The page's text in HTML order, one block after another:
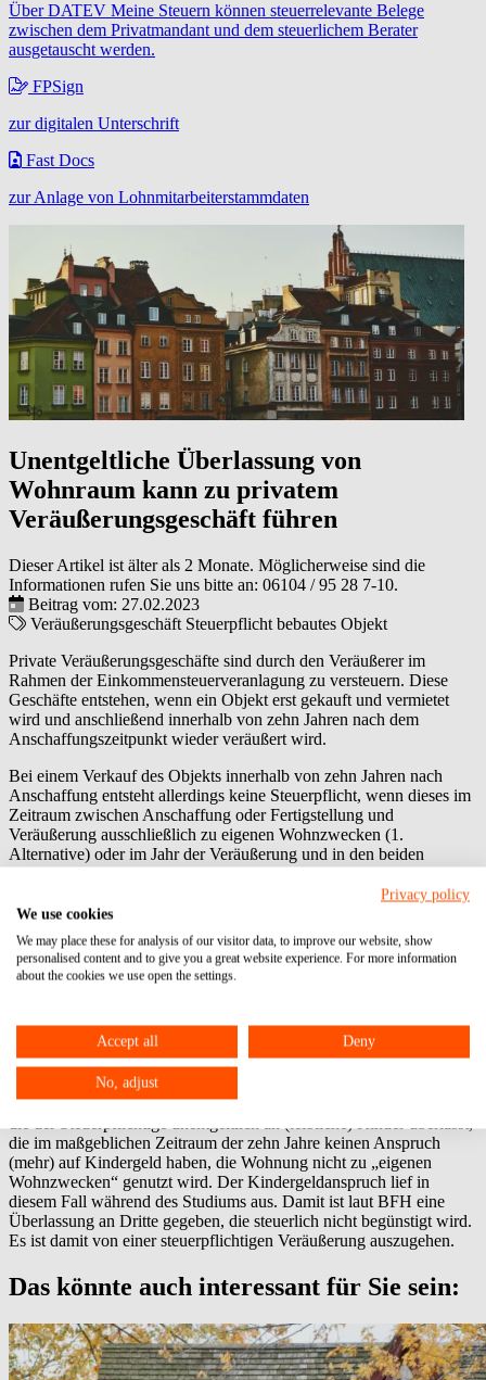
Über DATEV Meine Steuern können steuerrelevante Belege
zwischen dem Privatmandant und dem steuerlichem Berater
ausgetauscht werden.
FPSign
zur digitalen Unterschrift
Fast Docs
zur Anlage von Lohnmitarbeiterstammdaten
Unentgeltliche Überlassung von
Wohnraum kann zu privatem
Veräußerungsgeschäft führen
Dieser Artikel ist älter als 2 Monate. Möglicherweise sind die
Informationen rufen Sie uns bitte an: 06104 / 95 28 7-10.
Beitrag vom: 27.02.2023
Veräußerungsgeschäft Steuerpflicht bebautes Objekt
Private Veräußerungsgeschäfte sind durch den Veräußerer im
Rahmen der Einkommensteuerveranlagung zu versteuern. Diese
Geschäfte entstehen, wenn ein Objekt erst gekauft und vermietet
wird und anschließend innerhalb von zehn Jahren nach dem
Anschaffungszeitpunkt wieder veräußert wird.
Bei einem Verkauf des Objekts innerhalb von zehn Jahren nach
Anschaffung entsteht allerdings keine Steuerpflicht, wenn dieses im
Zeitraum zwischen Anschaffung oder Fertigstellung und
Veräußerung ausschließlich zu eigenen Wohnzwecken (1.
Alternative) oder im Jahr der Veräußerung und in den beiden
drei Kindern, die dort während ihrer Studienzeit lebten. Nachdem
die Kinder ihr Studium beendet hatten, wurde das Objekt wieder
veräußert. Ein steuerpflichtiger Veräußerungsgewinn wurde nicht
Befreiungsvorschrift greifen würde. Eine Eigennutzung würde auch
dann vorliegen, wenn
Kind, für das der Steuerpflichtige einen
Anspruch auf Kindergeld hat, in dem Objekt wohnt.
Der Bundesfinanzhof (BFH) entschied jedoch, dass eine Wohnung,
die im maßgeblichen Zeitraum der zehn Jahre keinen Anspruch
(mehr) auf Kindergeld haben, die Wohnung nicht zu „eigenen
Wohnzwecken“ genutzt wird. Der Kindergeldanspruch lief in
diesem Fall während des Studiums aus. Damit ist laut BFH eine
Überlassung an Dritte gegeben, die steuerlich nicht begünstigt wird.
Es ist damit von einer steuerpflichtigen Veräußerung auszugehen.
Das könnte auch interessant für Sie sein:
Privacy policy
We use cookies
We may place these for analysis of our visitor data, to improve our website, show
personalised content and to give you a great website experience. For more information
about the cookies we use open the settings.
Accept all Deny
No, adjust